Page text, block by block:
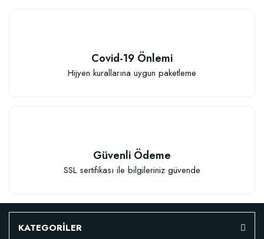
TÜKENDI
Granül Kaktüs Sukulent Gübresi (0,5 kg)
Stokta Yok
Covid-19 Önlemi
Hijyen kurallarına uygun paketleme
Güvenli Ödeme
SSL sertifikası ile bilgileriniz güvende
KATEGORİLER